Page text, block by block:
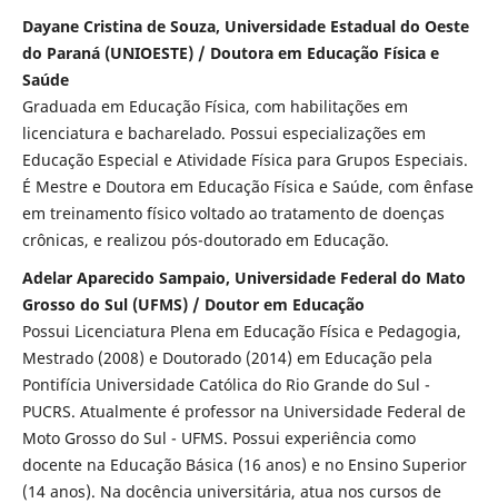
Dayane Cristina de Souza, Universidade Estadual do Oeste
do Paraná (UNIOESTE) / Doutora em Educação Física e
Saúde
Graduada em Educação Física, com habilitações em
licenciatura e bacharelado. Possui especializações em
Educação Especial e Atividade Física para Grupos Especiais.
É Mestre e Doutora em Educação Física e Saúde, com ênfase
em treinamento físico voltado ao tratamento de doenças
crônicas, e realizou pós-doutorado em Educação.
Adelar Aparecido Sampaio, Universidade Federal do Mato
Grosso do Sul (UFMS) / Doutor em Educação
Possui Licenciatura Plena em Educação Física e Pedagogia,
Mestrado (2008) e Doutorado (2014) em Educação pela
Pontifícia Universidade Católica do Rio Grande do Sul -
PUCRS. Atualmente é professor na Universidade Federal de
Moto Grosso do Sul - UFMS. Possui experiência como
docente na Educação Básica (16 anos) e no Ensino Superior
(14 anos). Na docência universitária, atua nos cursos de